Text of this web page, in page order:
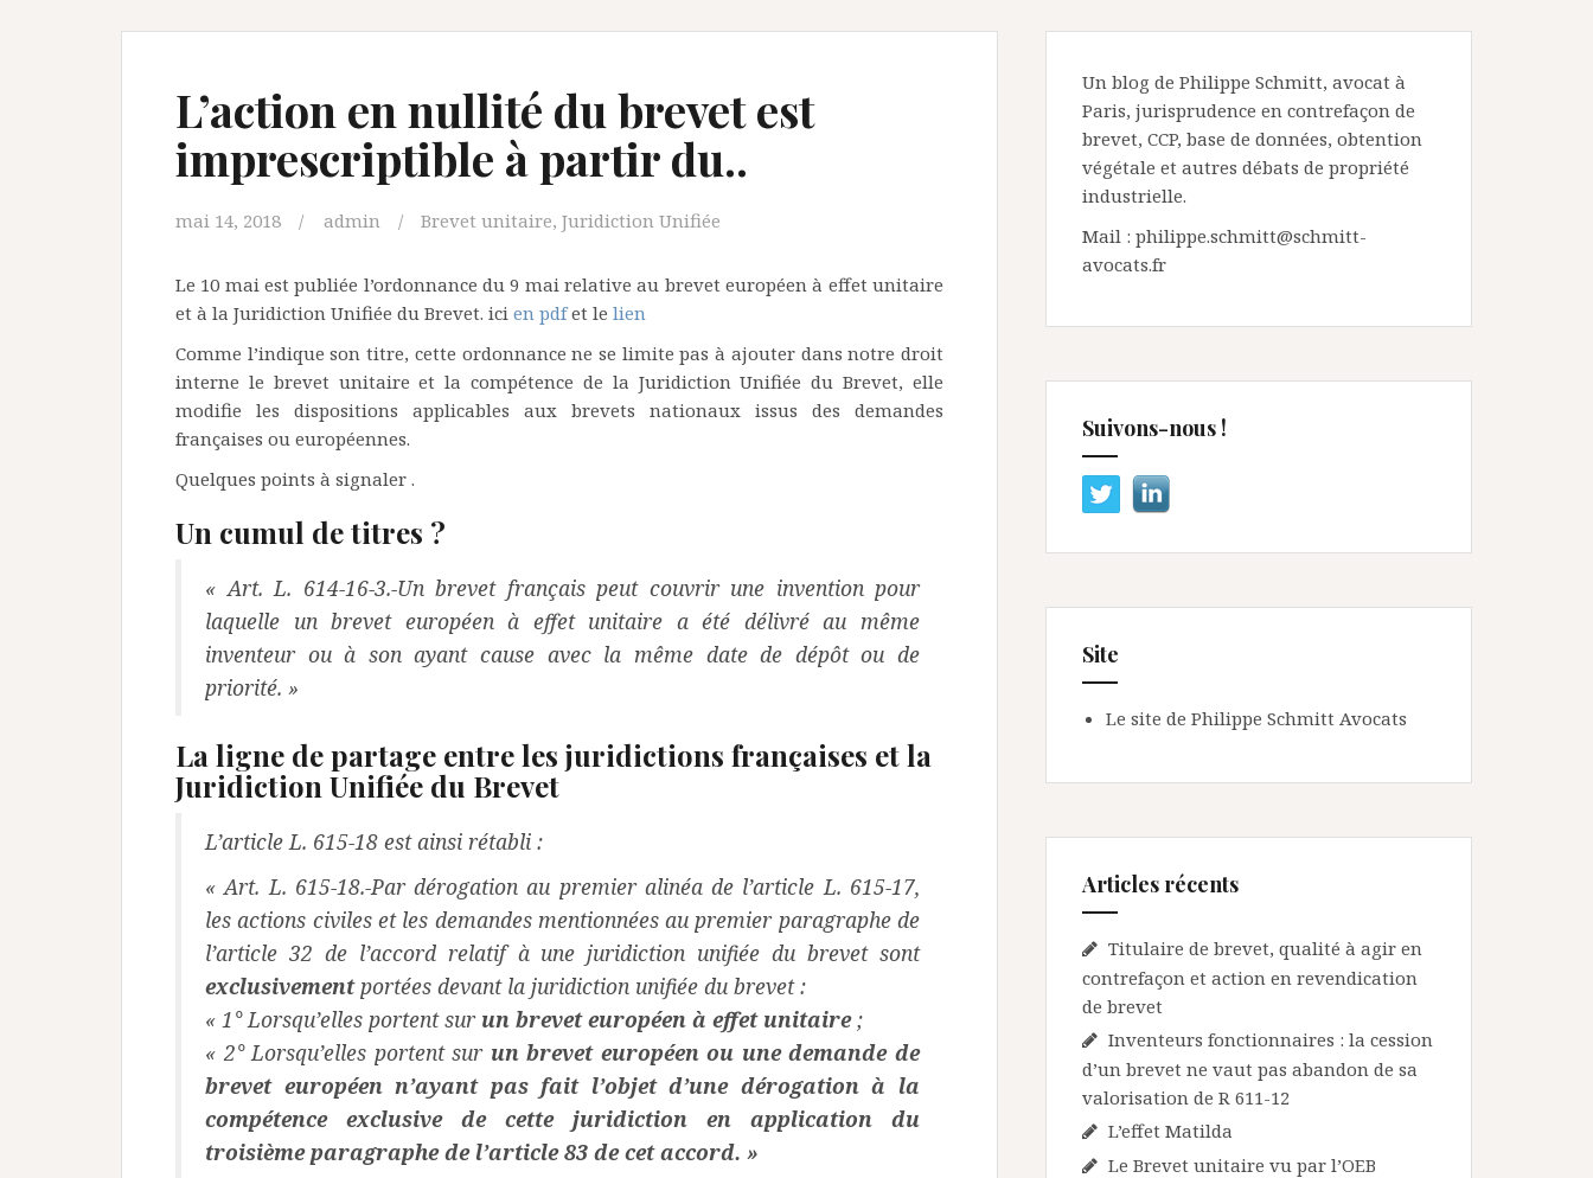
L’action en nullité du brevet est
imprescriptible à partir du..
mai 14, 2018 admin Brevet unitaire, Juridiction Unifiée
Le 10 mai est publiée l’ordonnance du 9 mai relative au brevet européen à effet unitaire
et à la Juridiction Unifiée du Brevet. ici en pdfet le lien
Comme l’indique son titre, cette ordonnance ne se limite pas à ajouter dans notre droit
interne le brevet unitaire et la compétence de la Juridiction Unifiée du Brevet, elle
modifie les dispositions applicables aux brevets nationaux issus des demandes
françaises ou européennes.
Quelques points à signaler .
Un cumul de titres ?
« Art. L. 614-16-3.-Un brevet français peut couvrir une invention pour
laquelle un brevet européen à effet unitaire a été délivré au même
inventeur ou à son ayant cause avec la même date de dépôt ou de
priorité. »
La ligne de partage entre les juridictions françaises et la
Juridiction Unifiée du Brevet
L’article L. 615-18 est ainsi rétabli :
« Art. L. 615-18.-Par dérogation au premier alinéa de l’article L. 615-17,
les actions civiles et les demandes mentionnées au premier paragraphe de
l’article 32 de l’accord relatif à une juridiction unifiée du brevet sont
exclusivementportées devant la juridiction unifiée du brevet :
« 1° Lorsqu’elles portent sur un brevet européen à effet unitaire;
« 2° Lorsqu’elles portent sur un brevet européen ou une demande de
brevet européen n’ayant pas fait l’objet d’une dérogation à la
compétence exclusive de cette juridiction en application du
troisième paragraphe de l’article 83 de cet accord. »
Un blog de Philippe Schmitt, avocat à
Paris, jurisprudence en contrefaçon de
brevet, CCP, base de données, obtention
végétale et autres débats de propriété
industrielle.
Mail : philippe.schmitt@schmitt-
avocats.fr
Suivons-nous !
Site
Le site de Philippe Schmitt Avocats
Articles récents
Titulaire de brevet, qualité à agir en
contrefaçon et action en revendication
de brevet
Inventeurs fonctionnaires : la cession
d’un brevet ne vaut pas abandon de sa
valorisation de R 611-12
L’effet Matilda
Le Brevet unitaire vu par l’OEB